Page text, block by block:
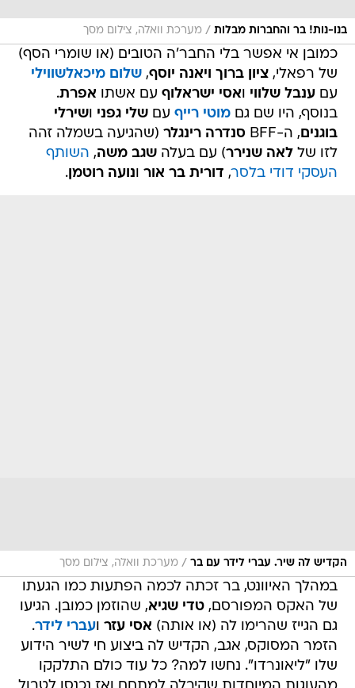
כמובן אי אפשר בלי החבר'ה הטובים (או שומרי הסף)
של רפאלי,ציון ברוך ויאנה יוסף,שלום מיכאלשווילי
עםענבל שלוויו אסי ישראלוףעם אשתו אפרת.
בנוסף, היו שם גםמוטי רייףעםשלי גפניושירלי
בוגנים, ה-BFF סנדרה רינגלר(שהגיעה בשמלה זהה
לזו שללאה שנירר) עם בעלהשגב משה ,השותף
העסקי דודי בלסר,דורית בר אורונועה רוטמן.
במהלך האיוונט, בר זכתה לכמה הפתעות כמו הגעתו
של האקס המפורסם, טדי שגיא, שהוזמן כמובן. הגיעו
גם הגייז שהרימו לה (או אותה)אסי עזרועברי לידר.
הזמר המסוקס, אגב, הקדיש לה ביצוע חי לשיר הידוע
שלו "ליאונרדו". נחשו למה? כל עוד כולם התלקקו
מהעוגות המיוחדות שקיבלה למתחם ואז נכנסו לטבול
במים.